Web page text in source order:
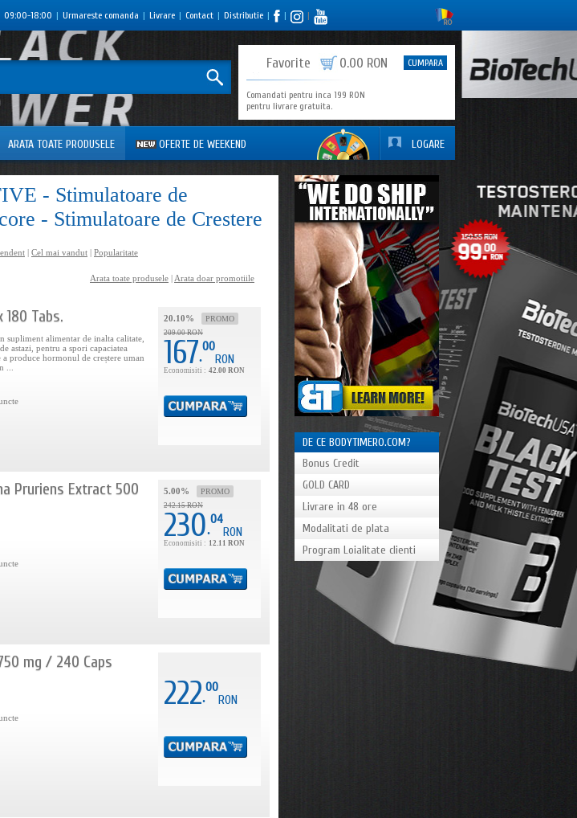
09:00-18:00 | Urmareste comanda | Livrare | Contact | Distributie | | |
Favorite 0.00 RON CUMPARA
Comandati pentru inca 199 RON
pentru livrare gratuita.
ARATA TOATE PRODUSELE OFERTE DE WEEKEND LOGARE
- Stimulatoare de
- Stimulatoare de Crestere
| Cel mai vandut | Popularitate
Arata toate produsele | Arata doar promotiile
180 Tabs.
alimentar de inalta calitate,
astazi, pentru a spori capaciatea
produce hormonul de creștere uman
...
20.10% PROMO
209.00 RON
167.
00
RON
Economisiti : 42.00 RON
Pruriens Extract 500
5.00% PROMO
242.15 RON
230.
04
RON
Economisiti : 12.11 RON
mg / 240 Caps
222.
00
RON
DE CE BODYTIMERO.COM?
Bonus Credit
GOLD CARD
Livrare in 48 ore
Modalitati de plata
Program Loialitate clienti